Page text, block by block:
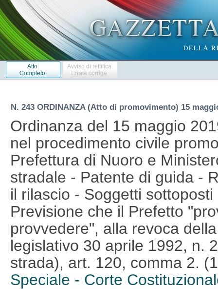
Atto
Completo
Avviso di rettifica
Errata corrige
N. 243 ORDINANZA (Atto di promovimento) 15
Ordinanza del 15 maggio
nel procedimento civile
Prefettura di Nuoro e
stradale - Patente di guida -
il rilascio - Soggetti
Previsione che il Prefetto
provvedere", alla revoca
legislativo 30 aprile 1992, n.
strada), art. 120, comma 2.
Speciale - Corte